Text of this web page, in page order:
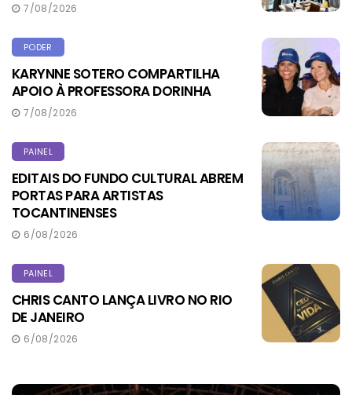
7/08/2026
PODER
KARYNNE SOTERO COMPARTILHA
APOIO À PROFESSORA DORINHA
7/08/2026
PAINEL
EDITAIS DO FUNDO CULTURAL ABREM
PORTAS PARA ARTISTAS
TOCANTINENSES
6/08/2026
PAINEL
CHRIS CANTO LANÇA LIVRO NO RIO
DE JANEIRO
6/08/2026